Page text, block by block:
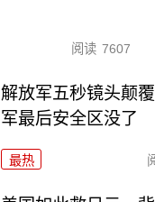
阅读 7607
解放军五秒镜头颠
军最后安全区没了
最热